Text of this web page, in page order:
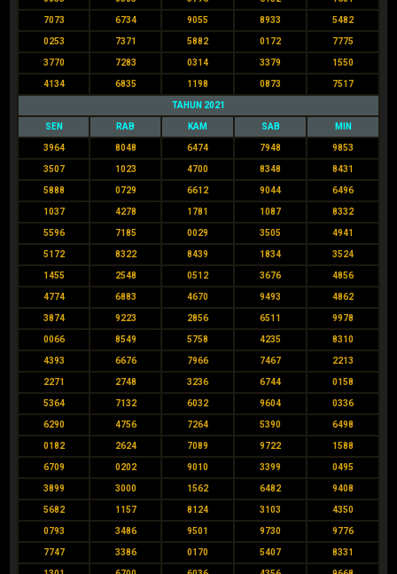
7073 6734 9055 8933 5482
0253 7371 5882 0172 7775
3770 7283 0314 3379 1550
4134 6835 1198 0873 7517
TAHUN 2021
SEN RAB KAM SAB MIN
3964 8048 6474 7948 9853
3507 1023 4700 8348 8431
5888 0729 6612 9044 6496
1037 4278 1781 1087 8332
5596 7185 0029 3505 4941
5172 8322 8439 1834 3524
1455 2548 0512 3676 4856
4774 6883 4670 9493 4862
3874 9223 2856 6511 9978
0066 8549 5758 4235 8310
4393 6676 7966 7467 2213
2271 2748 3236 6744 0158
5364 7132 6032 9604 0336
6290 4756 7264 5390 6498
0182 2624 7089 9722 1588
6709 0202 9010 3399 0495
3899 3000 1562 6482 9408
5682 1157 8124 3103 4350
0793 3486 9501 9730 9776
7747 3386 0170 5407 8331